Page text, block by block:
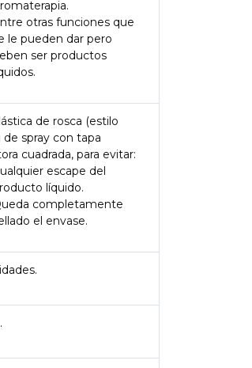
otras funciones que
le pueden dar pero
ser productos
de rosca (estilo
de spray con tapa
cuadrada, para evitar:
escape del
líquido.
completamente
el envase.